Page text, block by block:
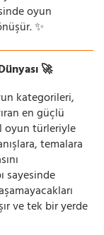
oyun
✨
🚀
kategorileri,
en güçlü
oyun türleriyle
temalara
sayesinde
ve tek bir yerde